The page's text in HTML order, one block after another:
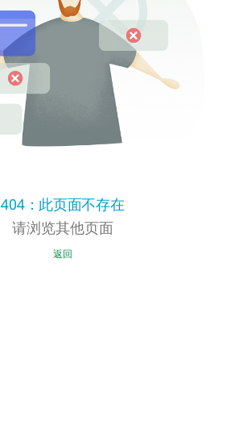
404：此页面不存在
请浏览其他页面
返回